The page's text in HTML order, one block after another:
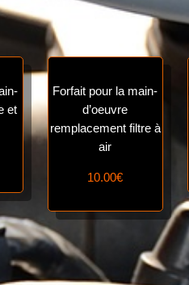
et
Forfait pour la main-
d’oeuvre
remplacement filtre à
air
10.00€